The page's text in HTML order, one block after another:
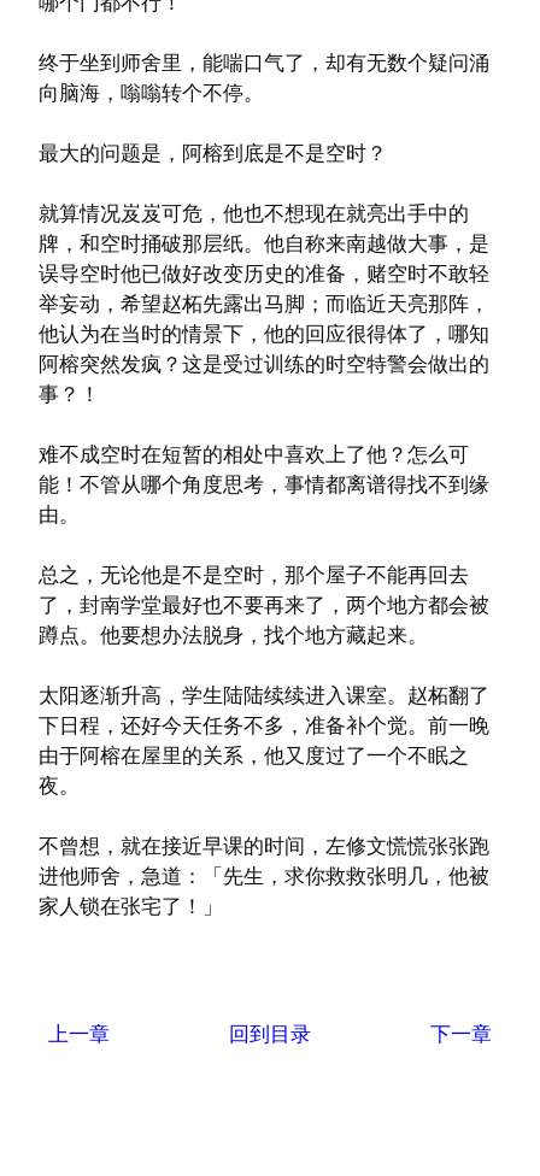
终于坐到师舍里，能喘口气了，却有无数个疑问涌
向脑海，嗡嗡转个不停。
最大的问题是，阿榕到底是不是空时？
就算情况岌岌可危，他也不想现在就亮出手中的
牌，和空时捅破那层纸。他自称来南越做大事，是
误导空时他已做好改变历史的准备，赌空时不敢轻
举妄动，希望赵柘先露出马脚；而临近天亮那阵，
他认为在当时的情景下，他的回应很得体了，哪知
阿榕突然发疯？这是受过训练的时空特警会做出的
事？！
难不成空时在短暂的相处中喜欢上了他？怎么可
能！不管从哪个角度思考，事情都离谱得找不到缘
由。
总之，无论他是不是空时，那个屋子不能再回去
了，封南学堂最好也不要再来了，两个地方都会被
蹲点。他要想办法脱身，找个地方藏起来。
太阳逐渐升高，学生陆陆续续进入课室。赵柘翻了
下日程，还好今天任务不多，准备补个觉。前一晚
由于阿榕在屋里的关系，他又度过了一个不眠之
夜。
不曾想，就在接近早课的时间，左修文慌慌张张跑
进他师舍，急道：「先生，求你救救张明几，他被
上一章 回到目录 下一章